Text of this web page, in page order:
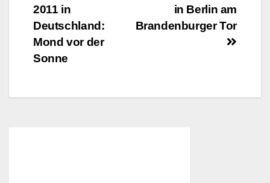
in Berlin am
Brandenburger Tor
2011 in
Deutschland:
Mond vor der
Sonne